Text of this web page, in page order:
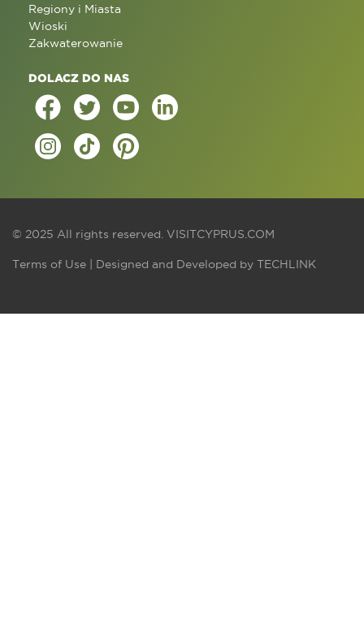
Regiony i Miasta
Wioski
Zakwaterowanie
DOLACZ DO NAS
© 2025 All rights reserved. VISITCYPRUS.COM
Terms of Use | Designed and Developed by TECHLINK